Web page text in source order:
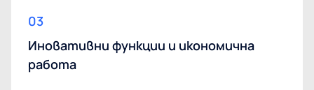
03
Иновативни функции и икономична
работа